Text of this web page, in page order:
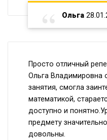
Ольга
Просто отличный
Ольга Владимировна
занятия, смогла
математикой,
доступно и
предмету
довольны.